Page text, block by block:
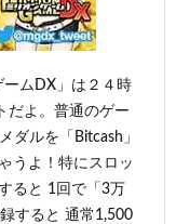
ームDX」は２４時
だよ。普通のゲー
ダルを「Bitcash」
うよ！特にスロッ
ると 1回で「3万
すると 通常1,500